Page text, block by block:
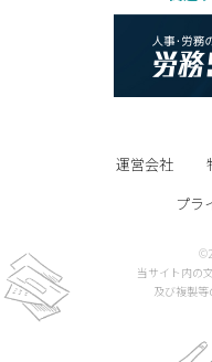
運営会社
プラ
当サイト内の
及び複製等